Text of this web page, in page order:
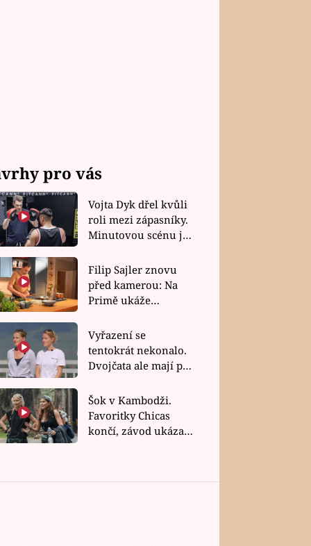
pro vás
Vojta Dyk dřel kvůli
roli mezi zápasníky.
Minutovou scénu jel
Filip Sajler znovu
před kamerou: Na
Primě ukáže
rychlé recepty
Vyřazení se
tentokrát nekonalo.
Dvojčata ale mají po
závodu nůž na krku
Šok v Kambodži.
Favoritky Chicas
končí, závod ukázal